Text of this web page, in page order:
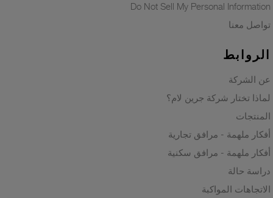
Do Not Sell My Personal Information
تواصل معنا
الروابط
عن الشركة
لماذا تختار شركة جرين لام؟
المنتجات
أفكار ملهمة - مرافق تجارية
أفكار ملهمة - مرافق سكنية
دراسة حالة
الاتجاهات المواكبة